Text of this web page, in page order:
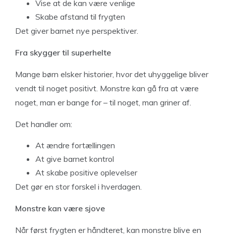
Vise at de kan være venlige
Skabe afstand til frygten
Det giver barnet nye perspektiver.
Fra skygger til superhelte
Mange børn elsker historier, hvor det uhyggelige bliver
vendt til noget positivt. Monstre kan gå fra at være
noget, man er bange for – til noget, man griner af.
Det handler om:
At ændre fortællingen
At give barnet kontrol
At skabe positive oplevelser
Det gør en stor forskel i hverdagen.
Monstre kan være sjove
Når først frygten er håndteret, kan monstre blive en